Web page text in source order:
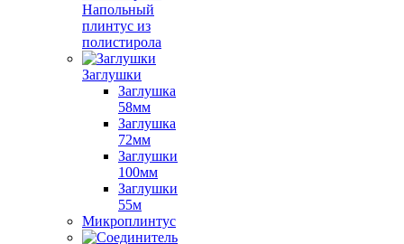
Напольный
плинтус из
полистирола
Заглушки
Заглушка
58мм
Заглушка
72мм
Заглушки
100мм
Заглушки
55м
Микроплинтус